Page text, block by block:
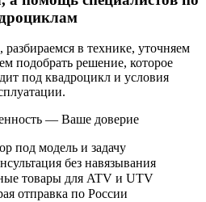
в технике, уточняем
подобрать решение, которое
под квадроцикл и условия
— Ваше доверие
под модель и задачу
без навязывания
товары для ATV и UTV
отправка по России